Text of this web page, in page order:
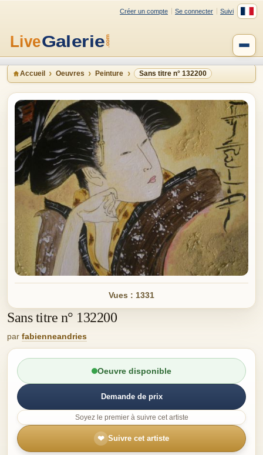
Créer un compte Se connecter Suivi
Accueil Oeuvres Peinture Sans titre n° 132200
Vues : 1331
Sans titre n° 132200
par fabienneandries
Oeuvre disponible
Demande de prix
Soyez le premier à suivre cet artiste
❤ Suivre cet artiste